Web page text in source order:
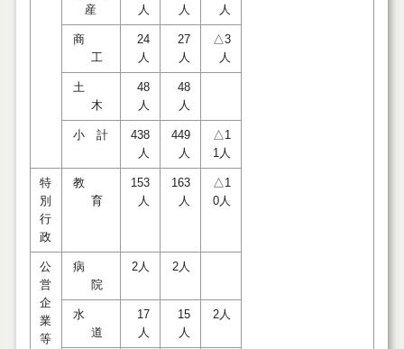
産
人
人
人
商
工
24
人
27
人
△3
人
土
木
48
人
48
人
小 計
438
人
449
人
△1
1人
特
別
行
政
教
育
153
人
163
人
△1
0人
公
営
企
業
等
病
院
2人 2人
水
道
17
人
15
人
2人